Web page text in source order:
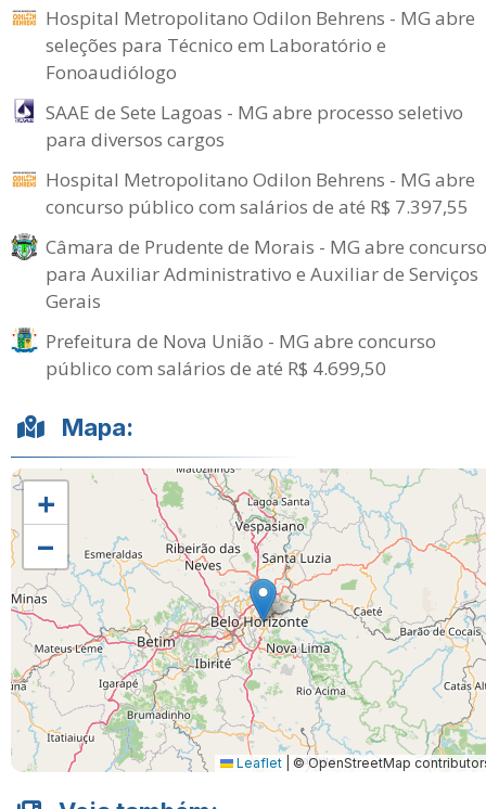
Hospital Metropolitano Odilon Behrens - MG abre
seleções para Técnico em Laboratório e
Fonoaudiólogo
SAAE de Sete Lagoas - MG abre processo seletivo
para diversos cargos
Hospital Metropolitano Odilon Behrens - MG abre
concurso público com salários de até R$ 7.397,55
Câmara de Prudente de Morais - MG abre concurso
para Auxiliar Administrativo e Auxiliar de Serviços
Gerais
Prefeitura de Nova União - MG abre concurso
público com salários de até R$ 4.699,50
Mapa:
+
−
Leaflet © OpenStreetMap